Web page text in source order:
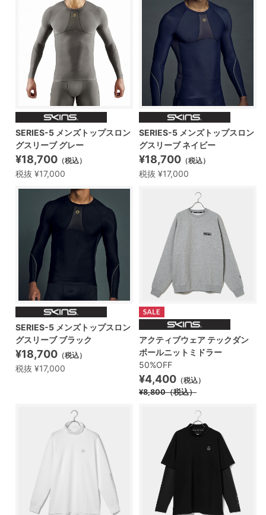
SERIES-5 メンズトップスロン
グスリーブ グレー
¥18,700 （税込）
税抜 ¥17,000
SERIES-5 メンズトップスロン
グスリーブ ネイビー
¥18,700 （税込）
税抜 ¥17,000
SERIES-5 メンズトップスロン
グスリーブ ブラック
¥18,700 （税込）
税抜 ¥17,000
アクティブウェア テックダン
ボールニットミドラー
50%OFF
¥4,400 （税込）
¥8,800（税込）